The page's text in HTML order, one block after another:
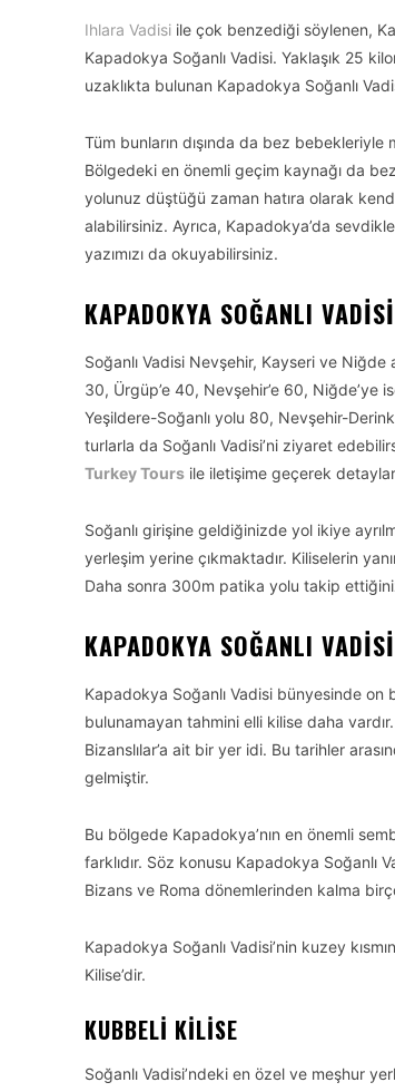
Ihlara Vadisi ile çok benzediği söylenen,
Kapadokya Soğanlı Vadisi. Yaklaşık 25
uzaklıkta bulunan Kapadokya Soğanlı
Tüm bunların dışında da bez
Bölgedeki en önemli geçim kaynağı da
yolunuz düştüğü zaman hatıra olarak
alabilirsiniz. Ayrıca, Kapadokya’da
yazımızı da okuyabilirsiniz.
KAPADOKYA SOĞANLI
Soğanlı Vadisi Nevşehir, Kayseri ve Niğde
30, Ürgüp’e 40, Nevşehir’e 60, Niğde’ye
Yeşildere-Soğanlı yolu 80, Nevşehir-
turlarla da Soğanlı Vadisi’ni ziyaret
Turkey Tours ile iletişime geçerek
Soğanlı girişine geldiğinizde yol ikiye
yerleşim yerine çıkmaktadır. Kiliselerin
Daha sonra 300m patika yolu takip
KAPADOKYA SOĞANLI
Kapadokya Soğanlı Vadisi bünyesinde on
bulunamayan tahmini elli kilise daha
Bizanslılar’a ait bir yer idi. Bu tarihler
gelmiştir.
Bu bölgede Kapadokya’nın en önemli
farklıdır. Söz konusu Kapadokya Soğanlı
Bizans ve Roma dönemlerinden kalma
Kapadokya Soğanlı Vadisi’nin kuzey
Kilise’dir.
KUBBELI KILISE
Soğanlı Vadisi’ndeki en özel ve meşhur